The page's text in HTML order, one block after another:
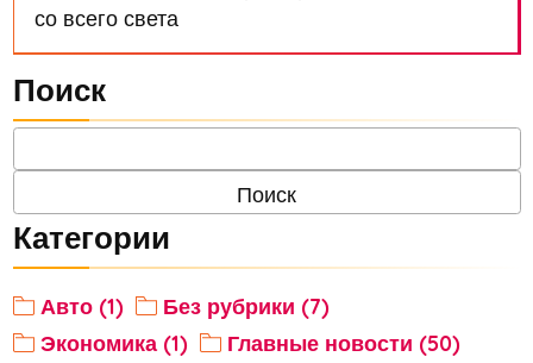
со всего света
Поиск
Категории
Авто (1)
Без рубрики (7)
Экономика (1)
Главные новости (50)